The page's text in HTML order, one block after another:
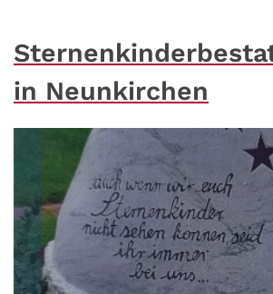
in Neunkirchen